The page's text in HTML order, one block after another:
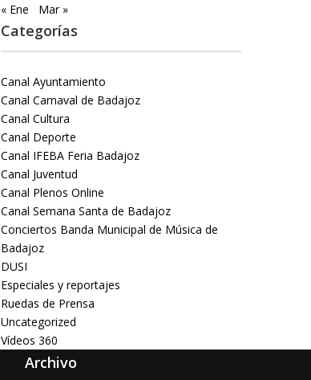
« Ene
Mar »
Categorías
Canal Ayuntamiento
Canal Carnaval de Badajoz
Canal Cultura
Canal Deporte
Canal IFEBA Feria Badajoz
Canal Juventud
Canal Plenos Online
Canal Semana Santa de Badajoz
Conciertos Banda Municipal de Música de
Badajoz
DUSI
Especiales y reportajes
Ruedas de Prensa
Uncategorized
Vídeos 360
Archivo